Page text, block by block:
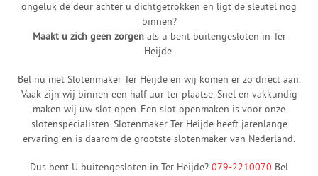
ongeluk de deur achter u dichtgetrokken en ligt de sleutel nog
binnen?
Maakt u zich geen zorgenals u bent buitengesloten in Ter
Heijde.
Bel nu met Slotenmaker Ter Heijde en wij komen er zo direct aan.
Vaak zijn wij binnen een half uur ter plaatse. Snel en vakkundig
maken wij uw slot open. Een slot openmaken is voor onze
slotenspecialisten. Slotenmaker Ter Heijde heeft jarenlange
ervaring en is daarom de grootste slotenmaker van Nederland.
Dus bent U buitengesloten in Ter Heijde? 079-2210070 Bel